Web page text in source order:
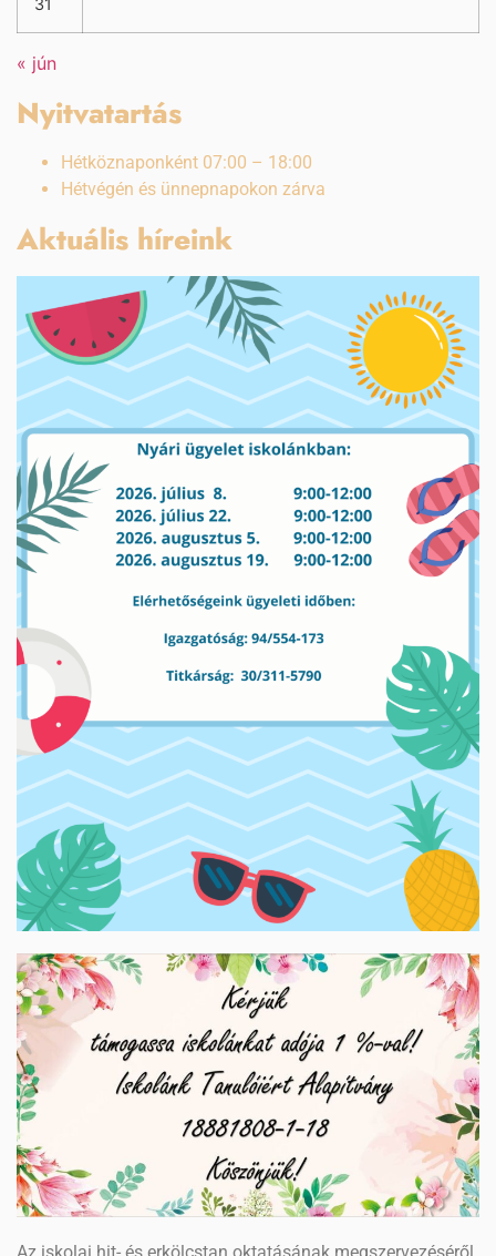
31
« jún
Nyitvatartás
Hétköznaponként 07:00 – 18:00
Hétvégén és ünnepnapokon zárva
Aktuális híreink
Az iskolai hit- és erkölcstan oktatásának megszervezéséről